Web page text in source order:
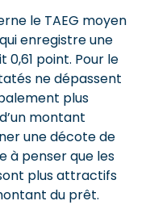
le TAEG moyen
enregistre une
0,61 point. Pour le
ne dépassent
plus
montant
une décote de
à penser que les
plus attractifs
du prêt.